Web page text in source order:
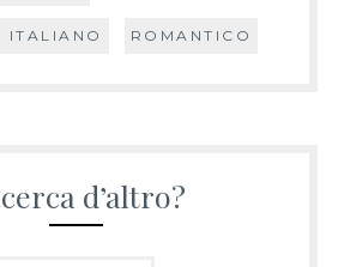
ITALIANO ROMANTICO
d’altro?